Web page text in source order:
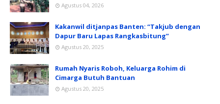
Agustus 04, 2026
Kakanwil ditjanpas Banten: “Takjub dengan
Dapur Baru Lapas Rangkasbitung”
Agustus 20, 2025
Rumah Nyaris Roboh, Keluarga Rohim di
Cimarga Butuh Bantuan
Agustus 20, 2025